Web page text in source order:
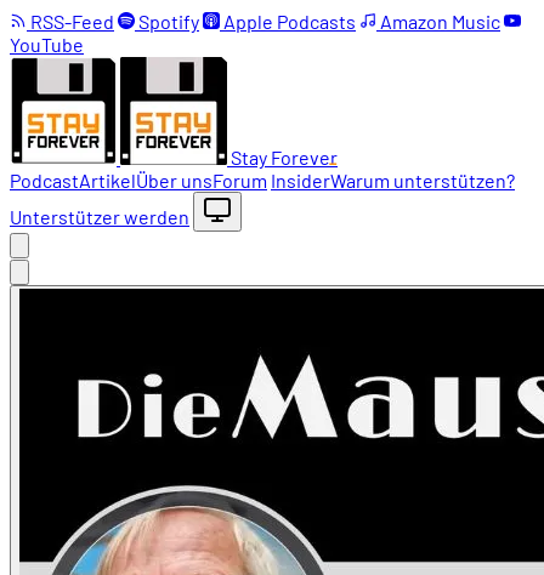
RSS-Feed Spotify Apple Podcasts
Amazon Music
YouTube
Stay Forever
PodcastArtikelÜber unsForum InsiderWarum unterstützen?
Unterstützer werden